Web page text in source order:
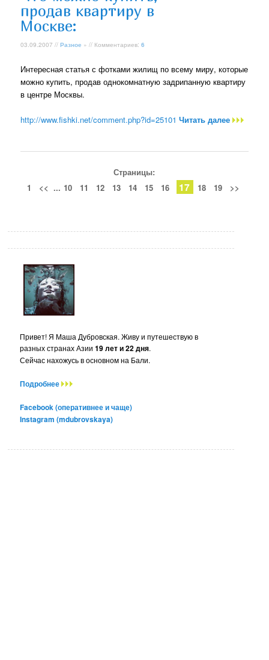
продав квартиру в
Москве:
03.09.2007 //Разное » // Комментариев:6
Интересная статья с фотками жилищ по всему миру, которые
можно купить, продав однокомнатную задрипанную квартиру
в центре Москвы.
http://www.fishki.net/comment.php?id=25101 Читать далее
Страницы:
1
<< ... 10 11 12 13 14 15 16 17 18 19 >>
Привет! Я Маша Дубровская. Живу и путешествую в
разных странах Азии19 лет и 22 дня.
Сейчас нахожусь в основном на Бали.
Подробнее
Facebook (оперативнее и чаще)
Instagram (mdubrovskaya)